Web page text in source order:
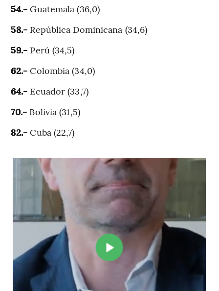
54.- Guatemala (36,0)
58.- República Dominicana (34,6)
59.- Perú (34,5)
62.- Colombia (34,0)
64.- Ecuador (33,7)
70.- Bolivia (31,5)
82.- Cuba (22,7)